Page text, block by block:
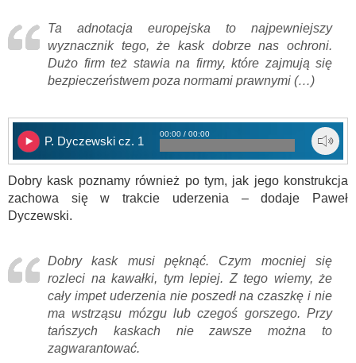
Ta adnotacja europejska to najpewniejszy
wyznacznik tego, że kask dobrze nas ochroni.
Dużo firm też stawia na firmy, które zajmują się
bezpieczeństwem poza normami prawnymi (…)
P. Dyczewski cz. 1
00:00 / 00:00
Dobry kask poznamy również po tym, jak jego konstrukcja
zachowa się w trakcie uderzenia – dodaje Paweł
Dyczewski.
Dobry kask musi pęknąć. Czym mocniej się
rozleci na kawałki, tym lepiej. Z tego wiemy, że
cały impet uderzenia nie poszedł na czaszkę i nie
ma wstrząsu mózgu lub czegoś gorszego. Przy
tańszych kaskach nie zawsze można to
zagwarantować.